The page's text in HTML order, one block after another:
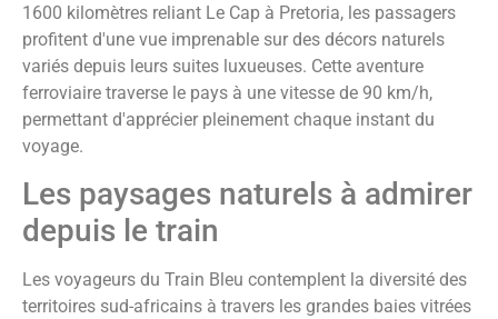
1600 kilomètres reliant Le Cap à Pretoria, les passagers
profitent d'une vue imprenable sur des décors naturels
variés depuis leurs suites luxueuses. Cette aventure
ferroviaire traverse le pays à une vitesse de 90 km/h,
permettant d'apprécier pleinement chaque instant du
voyage.
Les paysages naturels à admirer
depuis le train
Les voyageurs du Train Bleu contemplent la diversité des
territoires sud-africains à travers les grandes baies vitrées